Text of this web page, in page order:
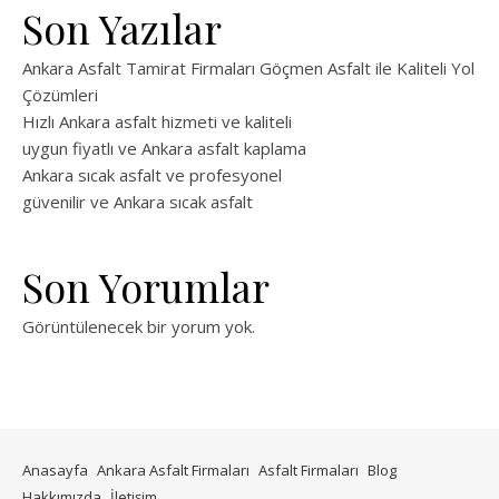
Son Yazılar
Ankara Asfalt Tamirat Firmaları Göçmen Asfalt ile Kaliteli Yol
Çözümleri
Hızlı Ankara asfalt hizmeti ve kaliteli
uygun fiyatlı ve Ankara asfalt kaplama
Ankara sıcak asfalt ve profesyonel
güvenilir ve Ankara sıcak asfalt
Son Yorumlar
Görüntülenecek bir yorum yok.
Anasayfa Ankara Asfalt Firmaları Asfalt Firmaları Blog